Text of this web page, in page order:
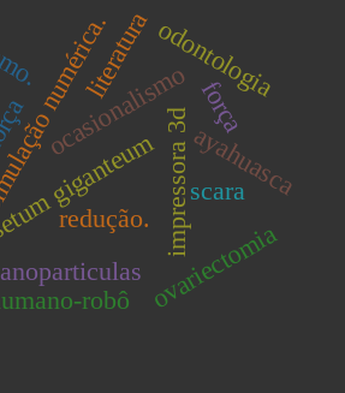
impressora 3dscara
numérica.
giganteumovariectomia
robô
ayahuasca
redução.
ocasionalismo força
odontologia
literatura